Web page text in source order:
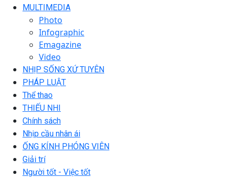
MULTIMEDIA
Photo
Infographic
Emagazine
Video
NHỊP SỐNG XỨ TUYÊN
PHÁP LUẬT
Thể thao
THIẾU NHI
Chính sách
Nhịp cầu nhân ái
ỐNG KÍNH PHÓNG VIÊN
Giải trí
Người tốt - Việc tốt